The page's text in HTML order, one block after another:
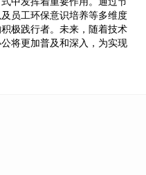
员工环保意识培养等多维度
极践行者。未来，随着技术
将更加普及和深入，为实现